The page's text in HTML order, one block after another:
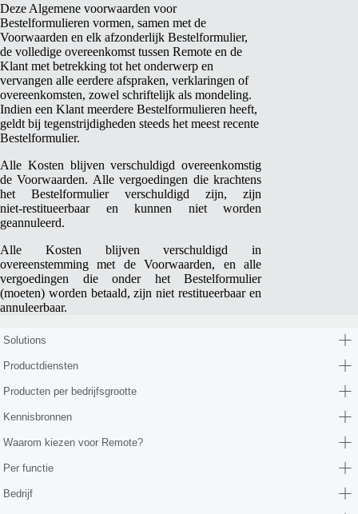
Deze Algemene voorwaarden voor
Bestelformulieren vormen, samen met de
Voorwaarden en elk afzonderlijk Bestelformulier,
de volledige overeenkomst tussen Remote en de
Klant met betrekking tot het onderwerp en
vervangen alle eerdere afspraken, verklaringen of
overeenkomsten, zowel schriftelijk als mondeling.
Indien een Klant meerdere Bestelformulieren heeft,
geldt bij tegenstrijdigheden steeds het meest recente
Bestelformulier.
Alle Kosten blijven verschuldigd overeenkomstig
de Voorwaarden. Alle vergoedingen die krachtens
het Bestelformulier verschuldigd zijn, zijn
niet‑restitueerbaar en kunnen niet worden
geannuleerd.
Alle Kosten blijven verschuldigd in
overeenstemming met de Voorwaarden, en alle
vergoedingen die onder het Bestelformulier
(moeten) worden betaald, zijn niet restitueerbaar en
annuleerbaar.
Solutions
Productdiensten
Producten per bedrijfsgrootte
Kennisbronnen
Waarom kiezen voor Remote?
Per functie
Bedrijf